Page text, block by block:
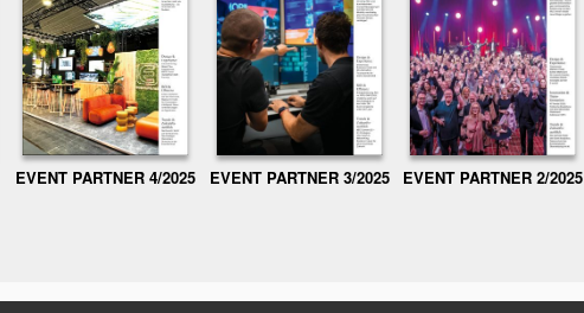
EVENT PARTNER 4/2025 EVENT PARTNER 3/2025 EVENT PARTNER 2/2025